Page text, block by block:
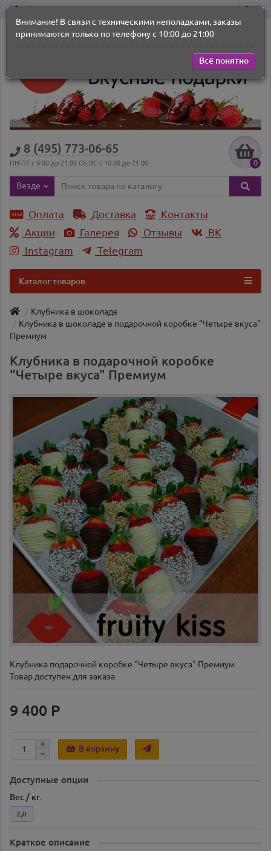
8 (495) 773-06-65
ПН-ПТ с 9:00 до 21:00 СБ,ВС с 10.00 до 21.00 0
Везде
Оплата Доставка
Контакты
Акции
Галерея Отзывы
ВK
Instagram
Telegram
Каталог товаров
Клубника в шоколаде
Клубника в шоколаде в подарочной коробке "Четыре вкуса"
Премиум
Клубника в подарочной коробке
"Четыре вкуса" Премиум
Клубника подарочной коробке "Четыре вкуса" Премиум
Товар доступен для заказа
9 400 Р
В корзину
Доступные опции
Вес / кг.
2,0
Краткое описание
Внимание! В связи с техническими неполадками, заказы
принимаются только по телефону с 10:00 до 21:00
Всё понятно